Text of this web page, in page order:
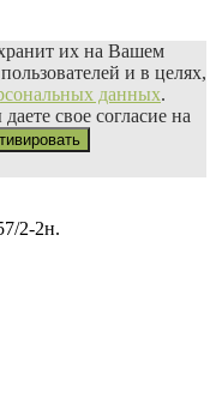
их на Вашем
и в целях,
данных.
свое согласие на
2-2н.